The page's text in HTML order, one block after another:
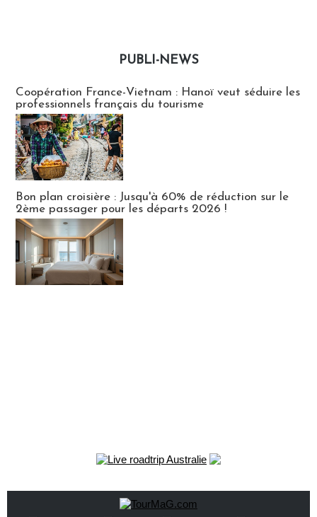
PUBLI-NEWS
Coopération France-Vietnam : Hanoï veut séduire les
professionnels français du tourisme
Bon plan croisière : Jusqu'à 60% de réduction sur le
2ème passager pour les départs 2026 !